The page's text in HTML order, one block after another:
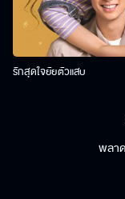
รักสุดใจยัยตัวแสบ
พลา